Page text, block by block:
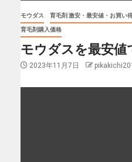
モウダス 育毛剤 激安・最安値・お買い
育毛剤購入価格
モウダスを最安値
2023年11月7日